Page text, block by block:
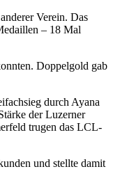
Verein. Das
– 18 Mal
Doppelgold gab
durch Ayana
der Luzerner
trugen das LCL-
und stellte damit